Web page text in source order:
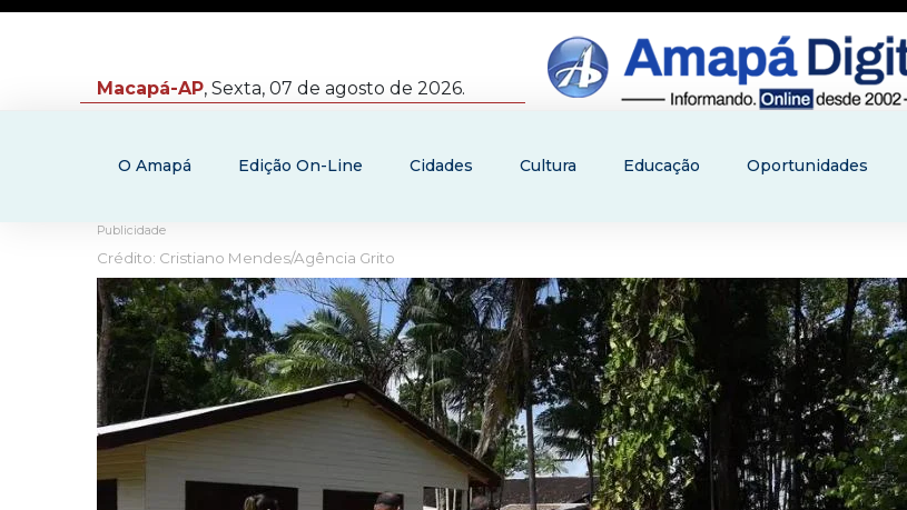
Macapá-AP, Sexta, 07 de agosto de 2026.
O Amapá Edição On-Line Cidades Cultura Educação Oportunidades
Publicidade
Crédito: Cristiano Mendes/Agência Grito